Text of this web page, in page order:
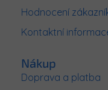
Hodnocení
Kontaktní
Nákup
Doprava a platba